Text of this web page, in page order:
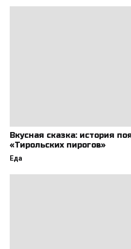
Вкусная сказка: история
«Тирольских пирогов»
Еда